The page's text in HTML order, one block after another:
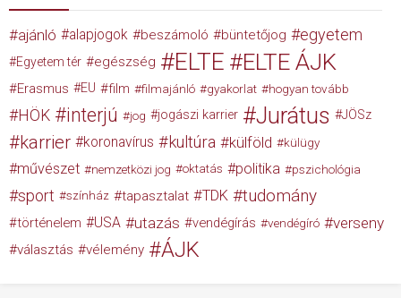
ajánló alapjogok beszámoló büntetőjog egyetem
Egyetem tér egészség ELTE ELTE ÁJK
Erasmus EU film filmajánló gyakorlat hogyan tovább
HÖK interjú jog jogászi karrier Jurátus JÖSz
karrier koronavírus kultúra külföld külügy
művészet nemzetközi jog oktatás politika pszichológia
sport színház tapasztalat TDK tudomány
történelem USA utazás vendégírás vendégíró verseny
választás vélemény ÁJK